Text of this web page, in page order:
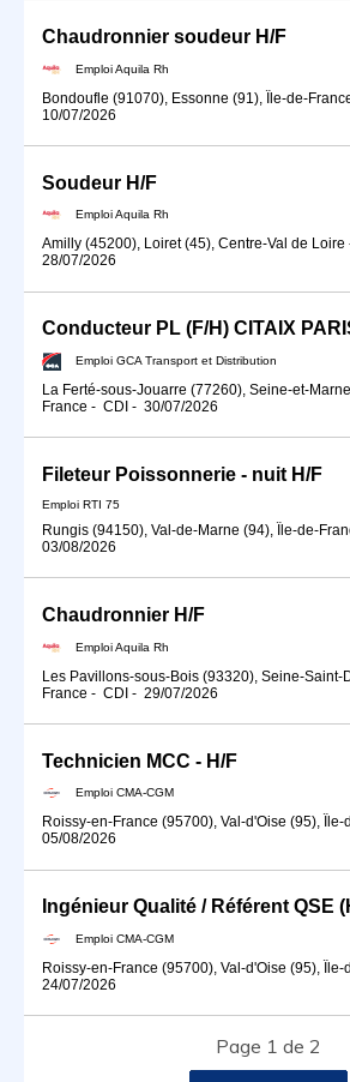
Chaudronnier soudeur H/F
Emploi Aquila Rh
Bondoufle (91070), Essonne (91), Île-de-
10/07/2026
Soudeur H/F
Emploi Aquila Rh
Amilly (45200), Loiret (45), Centre-Val de Loire
28/07/2026
Emploi GCA Transport et Distribution
La Ferté-sous-Jouarre (77260), Seine-et-
France - CDI - 30/07/2026
Fileteur Poissonnerie - nuit H/F
Emploi RTI 75
Rungis (94150), Val-de-Marne (94), Île-de-
03/08/2026
Chaudronnier H/F
Emploi Aquila Rh
Les Pavillons-sous-Bois (93320), Seine-Saint-
France - CDI - 29/07/2026
Technicien MCC - H/F
Emploi CMA-CGM
Roissy-en-France (95700), Val-d'Oise (95), Île-
05/08/2026
Ingénieur Qualité / Référent QSE
Emploi CMA-CGM
Roissy-en-France (95700), Val-d'Oise (95), Île-
24/07/2026
Page 1 de 2